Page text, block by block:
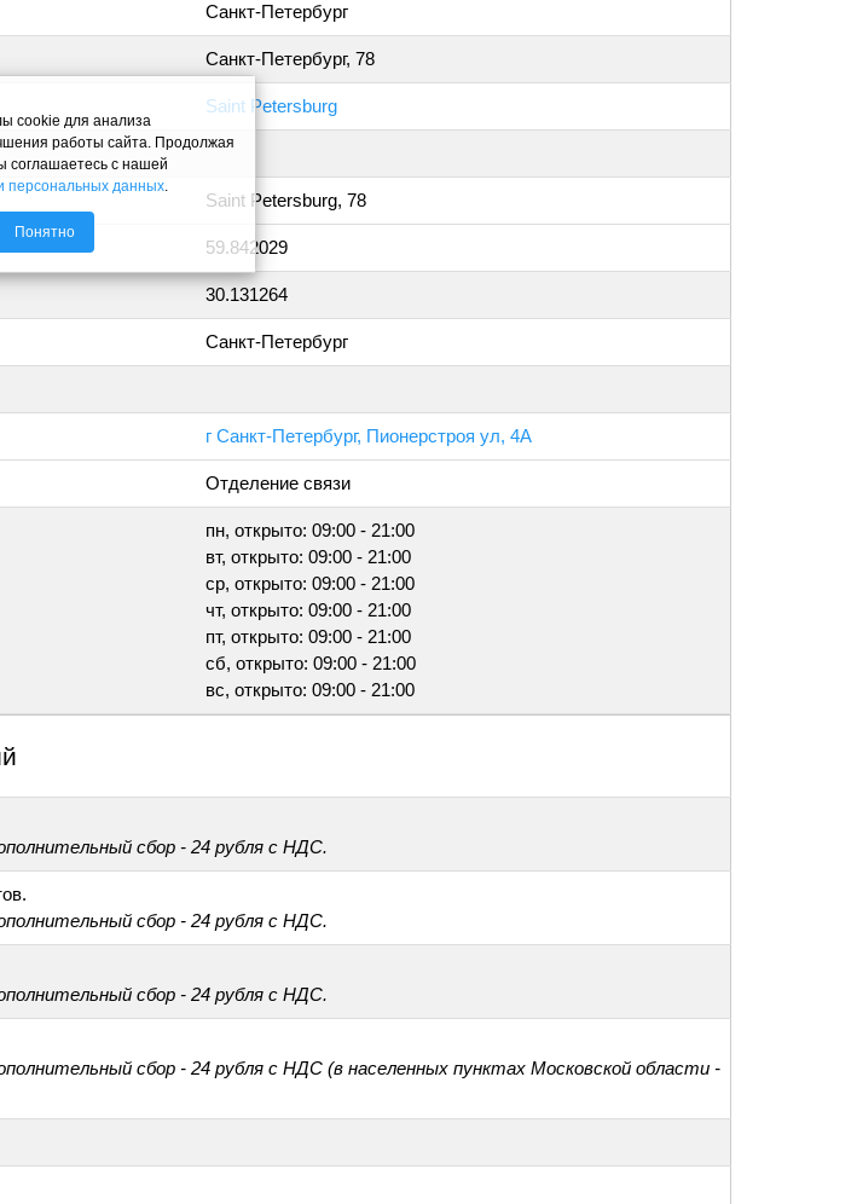
Санкт-Петербург
Санкт-Петербург, 78
Saint Petersburg
Saint Petersburg, 78
59.842029
30.131264
Санкт-Петербург
г Санкт-Петербург, Пионерстроя ул, 4А
Отделение связи
пн, открыто: 09:00 - 21:00
вт, открыто: 09:00 - 21:00
ср, открыто: 09:00 - 21:00
чт, открыто: 09:00 - 21:00
пт, открыто: 09:00 - 21:00
сб, открыто: 09:00 - 21:00
вс, открыто: 09:00 - 21:00
сбор - 24 рубля с НДС.
сбор - 24 рубля с НДС.
сбор - 24 рубля с НДС.
сбор - 24 рубля с НДС (в населенных пунктах Московской области -
cookie для анализа
работы сайта. Продолжая
соглашаетесь с нашей
персональных данных
Понятно